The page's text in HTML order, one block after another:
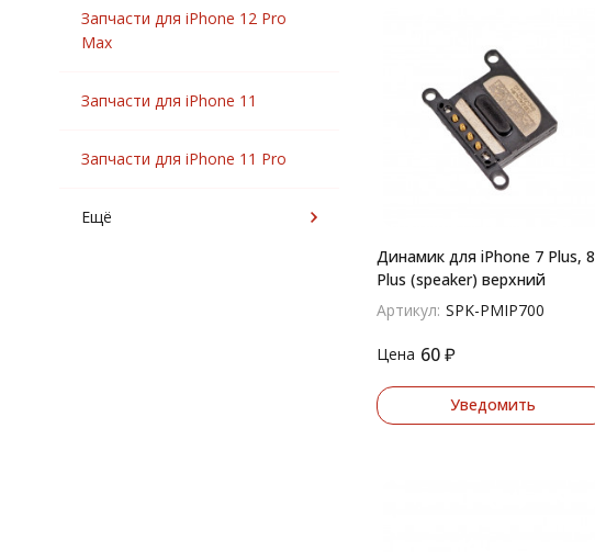
Динамик для iPhone 7 Plus, 8
Plus (speaker) верхний
Артикул: SPK-PMIP700
Цена 60 ₽
Уведомить
Запчасти для iPhone 12 Pro
Max
Запчасти для iPhone 11
Запчасти для iPhone 11 Pro
Ещё